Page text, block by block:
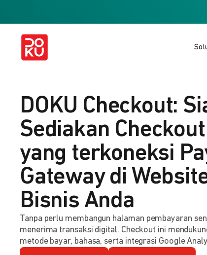
DOKU Checkout:
Sediakan
yang terkoneksi
Gateway di
Bisnis Anda
Tanpa perlu membangun halaman pembayaran
menerima transaksi digital. Checkout ini
metode bayar, bahasa, serta integrasi Google